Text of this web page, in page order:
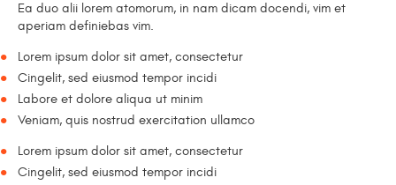
Ea duo alii lorem atomorum, in nam dicam docendi, vim et
aperiam definiebas vim.
Lorem ipsum dolor sit amet, consectetur
Cingelit, sed eiusmod tempor incidi
Labore et dolore aliqua ut minim
Veniam, quis nostrud exercitation ullamco
Lorem ipsum dolor sit amet, consectetur
Cingelit, sed eiusmod tempor incidi